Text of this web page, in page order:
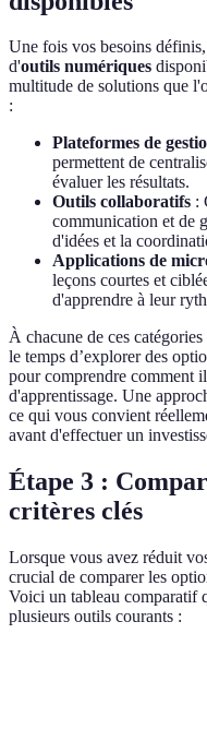
Une fois vos besoins
d'outils numériques
multitude de solutions que
:
Plateformes de
permettent de
évaluer les résultats.
Outils collaboratifs :
communication et de
d'idées et la
Applications de
leçons courtes et
d'apprendre à leur
À chacune de ces
le temps d’explorer des
pour comprendre comment
d'apprentissage. Une
ce qui vous convient
avant d'effectuer un
Étape 3 :
critères clés
Lorsque vous avez réduit
crucial de comparer les
Voici un tableau comparatif
plusieurs outils courants :